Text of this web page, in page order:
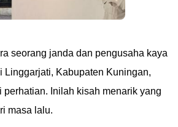
seorang janda dan pengusaha kaya
Linggarjati, Kabupaten Kuningan,
perhatian. Inilah kisah menarik yang
masa lalu.